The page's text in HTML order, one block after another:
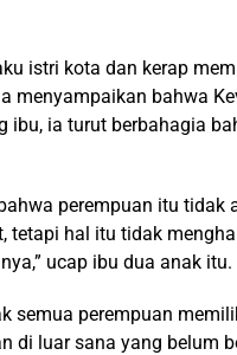
istri kota dan kerap
menyampaikan bahwa
ibu, ia turut berbahagia
perempuan itu tidak
tetapi hal itu tidak
ucap ibu dua anak itu.
semua perempuan
di luar sana yang belum